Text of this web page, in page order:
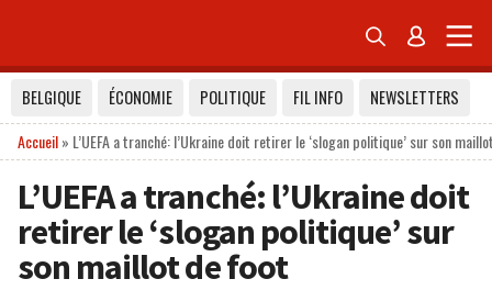
 
BELGIQUE ÉCONOMIE POLITIQUE FIL INFO
NEWSLETTERS
Accueil» L’UEFA a tranché: l’Ukraine doit retirer le ‘slogan politique’ sur son
L’UEFA a tranché: l’Ukraine doit
retirer le ‘slogan politique’ sur
son maillot de foot